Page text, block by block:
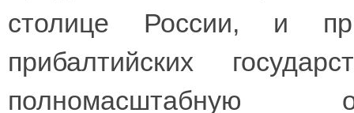
столице России, и
прибалтийских
полномасштабную